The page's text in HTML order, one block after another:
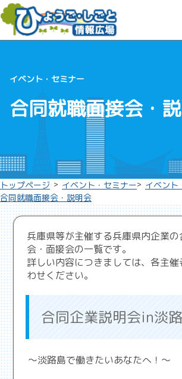
イベント・セミナー
合同就職面接会・
トップページ > イベント・セミナー> イベント
合同就職面接会・説明会
兵庫県等が主催する兵庫県内企業
会・面接会の一覧です。
詳しい内容につきましては、各主
わせください。
合同企業説明会in淡
～淡路島で働きたいあなたへ！～